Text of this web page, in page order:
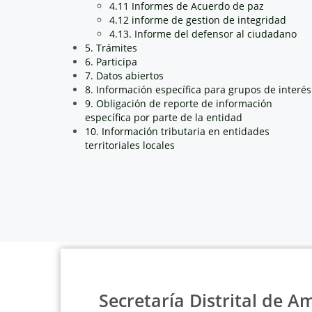
4.11 Informes de Acuerdo de paz
4.12 informe de gestion de integridad
4.13. Informe del defensor al ciudadano
5. Trámites
6. Participa
7. Datos abiertos
8. Información específica para grupos de interés
9. Obligación de reporte de información
específica por parte de la entidad
10. Información tributaria en entidades
territoriales locales
Secretaría Distrital de